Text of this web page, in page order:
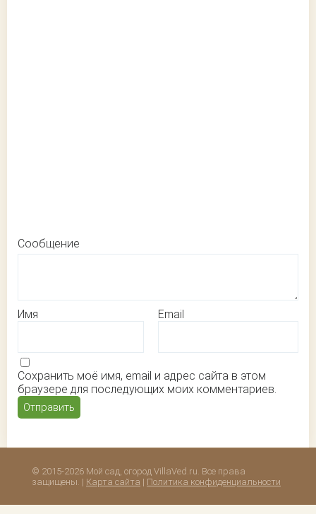
Сообщение
Имя Email
Сохранить моё имя, email и адрес сайта в этом
браузере для последующих моих комментариев.
© 2015-2026 Мой сад, огород VillaVed.ru. Все права
защищены. | Карта сайта | Политика конфиденциальности